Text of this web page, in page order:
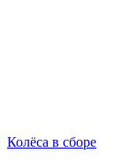
Колёса в сборе